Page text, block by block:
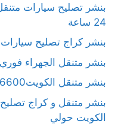
بنشر تصليح سيارات
24 ساعة
بنشر كراج تصليح
بنشر متنقل الجهراء فوري
بنشر متنقل الكويت55336600
بنشر متنقل و كراج
الكويت حولي